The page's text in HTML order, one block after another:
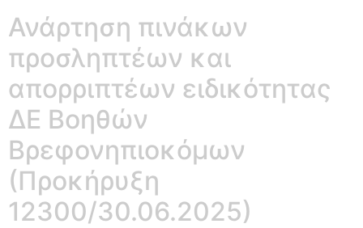
Ανάρτηση πινάκων
προσληπτέων και
απορριπτέων ειδικότητας
ΔΕ Βοηθών
Βρεφονηπιοκόμων
(Προκήρυξη
12300/30.06.2025)